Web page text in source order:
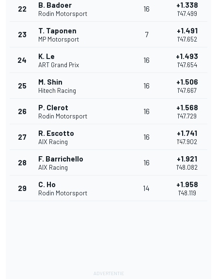
22 B. Badoer
Rodin Motorsport
16 +1.338
1'47.499
23 T. Taponen
MP Motorsport
7 +1.491
1'47.652
24 K. Le
ART Grand Prix
16 +1.493
1'47.654
25 M. Shin
Hitech Racing
16 +1.506
1'47.667
26 P. Clerot
Rodin Motorsport
16 +1.568
1'47.729
27 R. Escotto
AIX Racing
16 +1.741
1'47.902
28 F. Barrichello
AIX Racing
16 +1.921
1'48.082
29 C. Ho
Rodin Motorsport
14 +1.958
1'48.119